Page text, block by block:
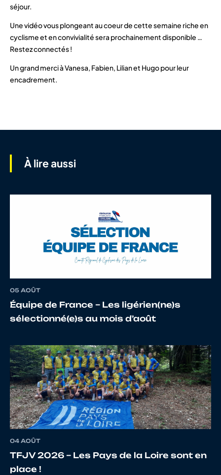
séjour.
Une vidéo vous plongeant au coeur de cette semaine riche en
cyclisme et en convivialité sera prochainement disponible …
Restez connectés !
Un grand merci à Vanesa, Fabien, Lilian et Hugo pour leur
encadrement.
À lire aussi
05 AOÛT
Équipe de France – Les ligérien(ne)s
sélectionné(e)s au mois d’août
04 AOÛT
TFJV 2026 – Les Pays de la Loire sont en
place !